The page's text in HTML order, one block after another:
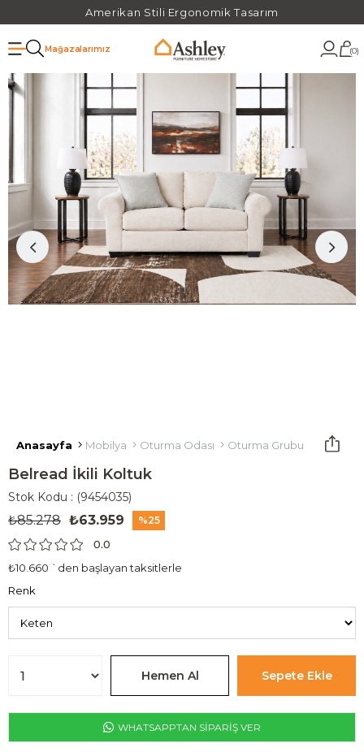
Amerikan Stili Ergonomik Tasarım
Mağazalarımız 0
Anasayfa Mobilya Oturma Odası Oturma Grubu İkili
Belread İkili Koltuk
Stok Kodu (9454035)
₺85.278 ₺63.959 25
0.0
₺10.660 `den başlayan taksitlerle
Renk
WHATSAPPTAN SİPARİŞ VER